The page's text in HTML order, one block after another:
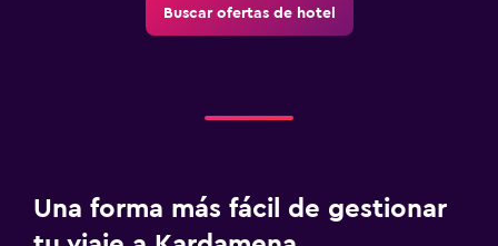
Buscar ofertas de hotel
Una forma más fácil de gestionar